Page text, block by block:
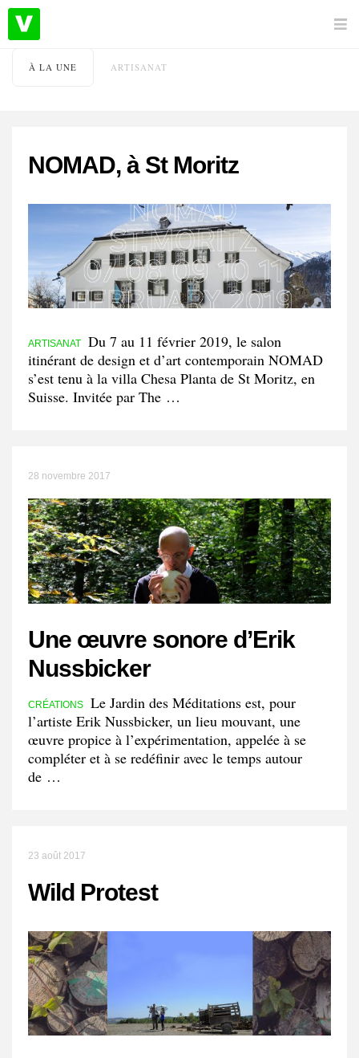
À LA UNE ARTISANAT
NOMAD, à St Moritz
ARTISANAT
Du 7 au 11 février 2019, le salon
itinérant de design et d’art contemporain NOMAD
s’est tenu à la villa Chesa Planta de St Moritz, en
Suisse. Invitée par The …
28 novembre 2017
Une œuvre sonore d’Erik
Nussbicker
CRÉATIONS
Le Jardin des Méditations est, pour
l’artiste Erik Nussbicker, un lieu mouvant, une
œuvre propice à l’expérimentation, appelée à se
compléter et à se redéfinir avec le temps autour
de …
23 août 2017
Wild Protest